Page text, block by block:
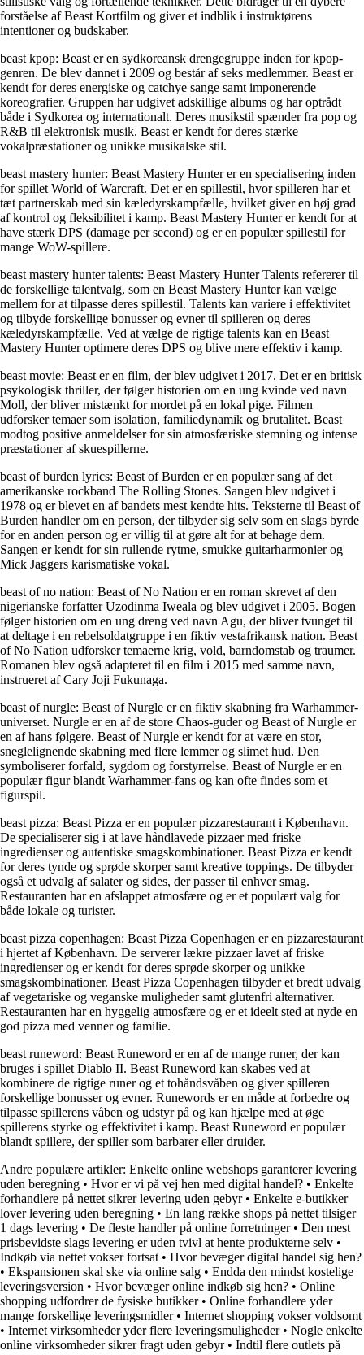
forståelse af Beast Kortfilm og giver et indblik i instruktørens
intentioner og budskaber.
beast kpop: Beast er en sydkoreansk drengegruppe inden for kpop-
genren. De blev dannet i 2009 og består af seks medlemmer. Beast er
kendt for deres energiske og catchye sange samt imponerende
koreografier. Gruppen har udgivet adskillige albums og har optrådt
både i Sydkorea og internationalt. Deres musikstil spænder fra pop og
R&B til elektronisk musik. Beast er kendt for deres stærke
vokalpræstationer og unikke musikalske stil.
beast mastery hunter: Beast Mastery Hunter er en specialisering inden
for spillet World of Warcraft. Det er en spillestil, hvor spilleren har et
tæt partnerskab med sin kæledyrskampfælle, hvilket giver en høj grad
af kontrol og fleksibilitet i kamp. Beast Mastery Hunter er kendt for at
have stærk DPS (damage per second) og er en populær spillestil for
mange WoW-spillere.
beast mastery hunter talents: Beast Mastery Hunter Talents refererer til
de forskellige talentvalg, som en Beast Mastery Hunter kan vælge
mellem for at tilpasse deres spillestil. Talents kan variere i effektivitet
og tilbyde forskellige bonusser og evner til spilleren og deres
kæledyrskampfælle. Ved at vælge de rigtige talents kan en Beast
Mastery Hunter optimere deres DPS og blive mere effektiv i kamp.
beast movie: Beast er en film, der blev udgivet i 2017. Det er en britisk
psykologisk thriller, der følger historien om en ung kvinde ved navn
Moll, der bliver mistænkt for mordet på en lokal pige. Filmen
udforsker temaer som isolation, familiedynamik og brutalitet. Beast
modtog positive anmeldelser for sin atmosfæriske stemning og intense
præstationer af skuespillerne.
beast of burden lyrics: Beast of Burden er en populær sang af det
amerikanske rockband The Rolling Stones. Sangen blev udgivet i
1978 og er blevet en af bandets mest kendte hits. Teksterne til Beast of
Burden handler om en person, der tilbyder sig selv som en slags byrde
for en anden person og er villig til at gøre alt for at behage dem.
Sangen er kendt for sin rullende rytme, smukke guitarharmonier og
Mick Jaggers karismatiske vokal.
beast of no nation: Beast of No Nation er en roman skrevet af den
nigerianske forfatter Uzodinma Iweala og blev udgivet i 2005. Bogen
følger historien om en ung dreng ved navn Agu, der bliver tvunget til
at deltage i en rebelsoldatgruppe i en fiktiv vestafrikansk nation. Beast
of No Nation udforsker temaerne krig, vold, barndomstab og traumer.
Romanen blev også adapteret til en film i 2015 med samme navn,
instrueret af Cary Joji Fukunaga.
beast of nurgle: Beast of Nurgle er en fiktiv skabning fra Warhammer-
universet. Nurgle er en af de store Chaos-guder og Beast of Nurgle er
en af hans følgere. Beast of Nurgle er kendt for at være en stor,
sneglelignende skabning med flere lemmer og slimet hud. Den
symboliserer forfald, sygdom og forstyrrelse. Beast of Nurgle er en
populær figur blandt Warhammer-fans og kan ofte findes som et
figurspil.
beast pizza: Beast Pizza er en populær pizzarestaurant i København.
De specialiserer sig i at lave håndlavede pizzaer med friske
ingredienser og autentiske smagskombinationer. Beast Pizza er kendt
for deres tynde og sprøde skorper samt kreative toppings. De tilbyder
også et udvalg af salater og sides, der passer til enhver smag.
Restauranten har en afslappet atmosfære og er et populært valg for
både lokale og turister.
beast pizza copenhagen: Beast Pizza Copenhagen er en pizzarestaurant
i hjertet af København. De serverer lækre pizzaer lavet af friske
ingredienser og er kendt for deres sprøde skorper og unikke
smagskombinationer. Beast Pizza Copenhagen tilbyder et bredt udvalg
af vegetariske og veganske muligheder samt glutenfri alternativer.
Restauranten har en hyggelig atmosfære og er et ideelt sted at nyde en
god pizza med venner og familie.
beast runeword: Beast Runeword er en af ​​de mange runer, der kan
bruges i spillet Diablo II. Beast Runeword kan skabes ved at
kombinere de rigtige runer og et tohåndsvåben og giver spilleren
forskellige bonusser og evner. Runewords er en måde at forbedre og
tilpasse spillerens våben og udstyr på og kan hjælpe med at øge
spillerens styrke og effektivitet i kamp. Beast Runeword er populær
blandt spillere, der spiller som barbarer eller druider.
Andre populære artikler: Enkelte online webshops garanterer levering
uden beregning • Hvor er vi på vej hen med digital handel? • Enkelte
forhandlere på nettet sikrer levering uden gebyr• Enkelte e-butikker
lover levering uden beregning • En lang række shops på nettet tilsiger
1 dags levering • De fleste handler på online forretninger• Den mest
prisbevidste slags levering er uden tvivl at hente produkterne selv •
Indkøb via nettet vokser fortsat • Hvor bevæger digital handel sig hen?
• Ekspansionen skal ske via online salg • Endda den mindst kostelige
leveringsversion • Hvor bevæger online indkøb sig hen? • Online
shopping udfordrer de fysiske butikker• Online forhandlere yder
mange forskellige leveringsmidler• Internet shopping vokser voldsomt
• Internet virksomheder yder flere leveringsmuligheder• Nogle enkelte
online virksomheder sikrer fragt uden gebyr• Indtil flere outlets på